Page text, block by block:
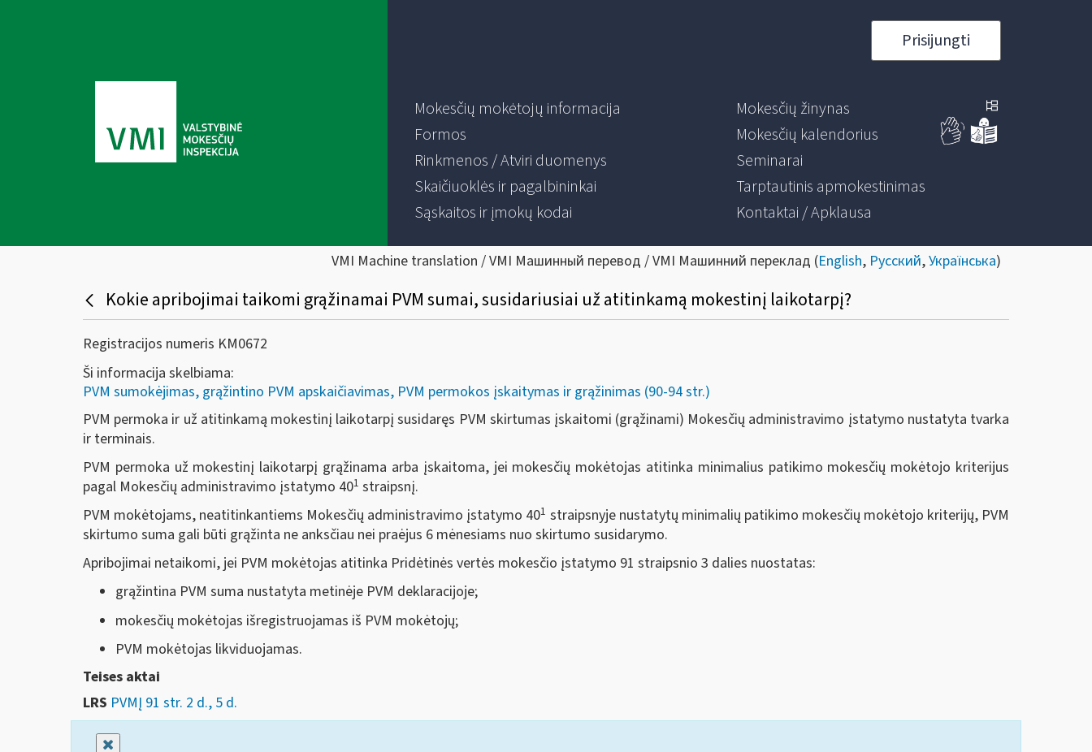
Prisijungti
Mokesčių mokėtojų informacija
Formos
Rinkmenos / Atviri duomenys
Skaičiuoklės ir pagalbininkai
Sąskaitos ir įmokų kodai
Mokesčių žinynas
Mokesčių kalendorius
Seminarai
Tarptautinis apmokestinimas
Kontaktai / Apklausa
VMI Machine translation / VMI Машинный перевод / VMI Машинний переклад (English, Русский,Українська)
Kokie apribojimai taikomi grąžinamai PVM sumai, susidariusiai už atitinkamą mokestinį laikotarpį?
Registracijos numeris KM0672
Ši informacija skelbiama:
PVM sumokėjimas, grąžintino PVM apskaičiavimas, PVM permokos įskaitymas ir grąžinimas (90-94 str.)
PVM permoka ir už atitinkamą mokestinį laikotarpį susidaręs PVM skirtumas įskaitomi (grąžinami) Mokesčių administravimo įstatymo nustatyta tvarka
ir terminais.
PVM permoka už mokestinį laikotarpį grąžinama arba įskaitoma, jei mokesčių mokėtojas atitinka minimalius patikimo mokesčių mokėtojo kriterijus
pagal Mokesčių administravimo įstatymo 401 straipsnį.
PVM mokėtojams, neatitinkantiems Mokesčių administravimo įstatymo 401 straipsnyje nustatytų minimalių patikimo mokesčių mokėtojo kriterijų, PVM
skirtumo suma gali būti grąžinta ne anksčiau nei praėjus 6 mėnesiams nuo skirtumo susidarymo.
Apribojimai netaikomi, jei PVM mokėtojas atitinka Pridėtinės vertės mokesčio įstatymo 91 straipsnio 3 dalies nuostatas:
grąžintina PVM suma nustatyta metinėje PVM deklaracijoje;
mokesčių mokėtojas išregistruojamas iš PVM mokėtojų;
PVM mokėtojas likviduojamas.
Teises aktai
LRS PVMĮ 91 str. 2 d., 5 d.